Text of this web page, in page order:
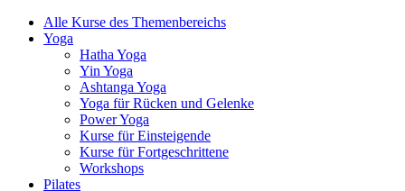
Alle Kurse des Themenbereichs
Yoga
Hatha Yoga
Yin Yoga
Ashtanga Yoga
Yoga für Rücken und Gelenke
Power Yoga
Kurse für Einsteigende
Kurse für Fortgeschrittene
Workshops
Pilates